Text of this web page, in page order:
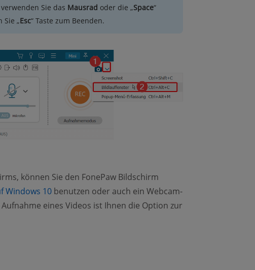
Sie das Mausrad oder die „Space“
Sie „Esc“ Taste zum Beenden.
können Sie den FonePaw Bildschirm
Windows 10 benutzen oder auch ein Webcam-
eines Videos ist Ihnen die Option zur